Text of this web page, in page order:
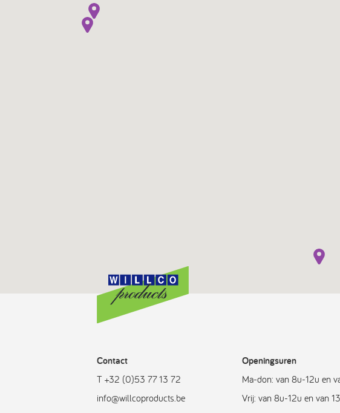
Contact
T +32 (0)53 77 13 72
info@willcoproducts.be
Openingsuren
Ma-don: van 8u-12u en
Vrij: van 8u-12u en van